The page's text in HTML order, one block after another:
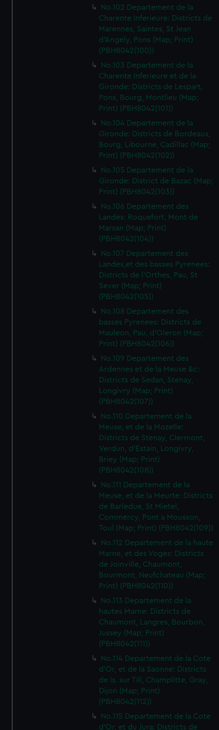
No.102 Departement de la
Charente Inferieure: Districts de
Marennes, Saintes, St Jean
d'Angely, Pons (Map; Print)
(PBH8042(100))
No.103 Departement de la
Charente Inferieure et de la
Gironde: Districts de Lespart,
Pons, Bourg, Montlieu (Map;
Print) (PBH8042(101))
No.104 Departement de la
Gironde: Districts de Bordeaux,
Bourg, Libourne, Cadillac (Map;
Print) (PBH8042(102))
No.105 Departement de la
Gironde: District de Bazac (Map;
Print) (PBH8042(103))
No.106 Departement des
Landes: Roquefort, Mont de
Marsan (Map; Print)
(PBH8042(104))
No.107 Departement des
Landes,et des basses Pyrenees:
Districts de l'Orthes, Pau, St
Sever (Map; Print)
(PBH8042(105))
No.108 Departement des
basses Pyrenees: Districts de
Mauleon, Pau, d'Oleron (Map;
Print) (PBH8042(106))
No.109 Departement des
Ardennes et de la Meuse &c:
Districts de Sedan, Stenay,
Longivry (Map; Print)
(PBH8042(107))
No.110 Departement de la
Meuse, et de la Mozelle:
Districts de Stenay, Clermont,
Verdun, d'Estain, Longivry,
Briey (Map; Print)
(PBH8042(108))
No.111 Departement de la
Meuse, et de la Meurte: Districts
de Barledue, St Mietel,
Commercy, Pont a Mousson,
Toul (Map; Print) (PBH8042(109))
No.112 Departement de la haute
Marne, et des Voges: Districts
de Joinville, Chaumont,
Bourmont, Neufchateau (Map;
Print) (PBH8042(110))
No.113 Departement de la
hautes Marne: Districts de
Chaumont, Langres, Bourbon,
Jussey (Map; Print)
(PBH8042(111))
No.114 Departement de la Cote
d'Or, et de la Saonne: Districts
de Is. sur Till, Champlitte, Gray,
Dijon (Map; Print)
(PBH8042(112))
No.115 Departement de la Cote
d'Or, et du Jura: Districts de